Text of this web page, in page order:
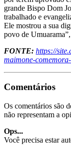
grande Bispo Dom
trabalhado e
Ele mostrou a sua
povo de
FONTE: https://
maimone-
Comentários
Os comentários são
não representam a
Ops...
Você precisa estar